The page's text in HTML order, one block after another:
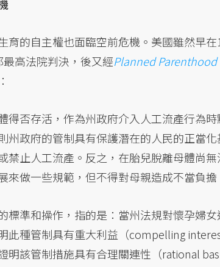
育的自主權也面臨空前危機。美國雖然早
最高法院判決，後又經Planned Parenthood
得否存活，作為州政府介入人工流產行為
州政府的管制具有保護潛在的人民的正當
禁止人工流產。反之，在胎兒脫離母體尚
來做一些規範，但不得對母親造成不當負
標準和操作，指的是：當州法規對懷孕婦
此種管制具有重大利益（compelling
明該管制措施具有合理關連性（rational